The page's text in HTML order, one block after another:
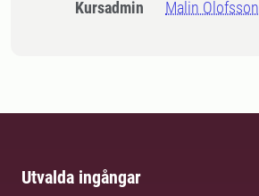
Kursadmin Malin Olofsson
Utvalda ingångar